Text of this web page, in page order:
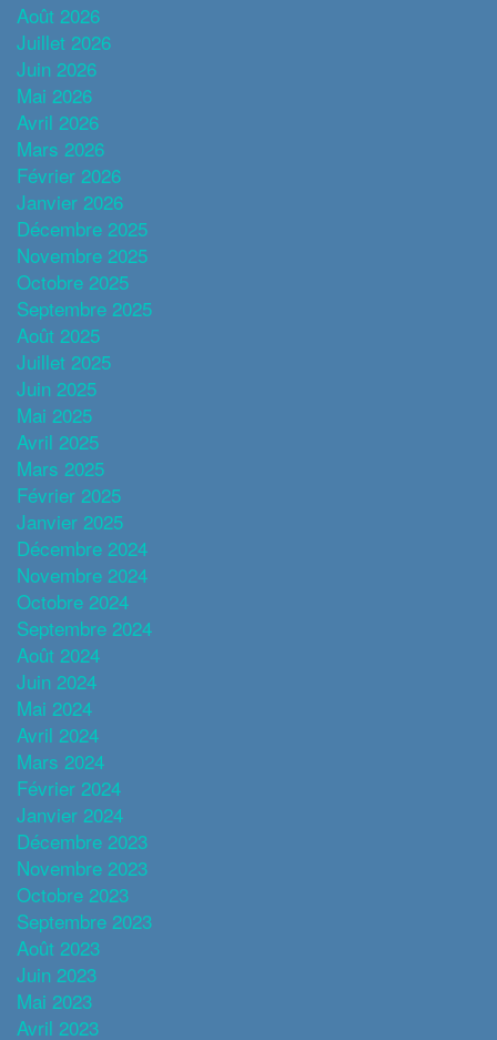
Août 2026
Juillet 2026
Juin 2026
Mai 2026
Avril 2026
Mars 2026
Février 2026
Janvier 2026
Décembre 2025
Novembre 2025
Octobre 2025
Septembre 2025
Août 2025
Juillet 2025
Juin 2025
Mai 2025
Avril 2025
Mars 2025
Février 2025
Janvier 2025
Décembre 2024
Novembre 2024
Octobre 2024
Septembre 2024
Août 2024
Juin 2024
Mai 2024
Avril 2024
Mars 2024
Février 2024
Janvier 2024
Décembre 2023
Novembre 2023
Octobre 2023
Septembre 2023
Août 2023
Juin 2023
Mai 2023
Avril 2023